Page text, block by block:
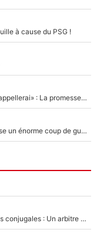
à cause du PSG !
Mercato - OM - «Dès que je prends un club, je t’appellerai» : La promesse de Marcelino au moment de claquer la porte
Victime de racisme contre Murray, Kyrgios pousse un énorme coup de gueule !
Des terrains de Ligue 1 au tribunal pour violences conjugales : Un arbitre français encourt une peine de 18 mois de prison !